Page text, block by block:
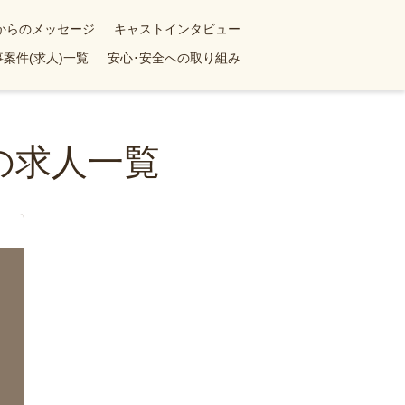
らのメッセージ
キャストインタビュー
案件(求人)一覧 安心･安全への取り組み
求人一覧